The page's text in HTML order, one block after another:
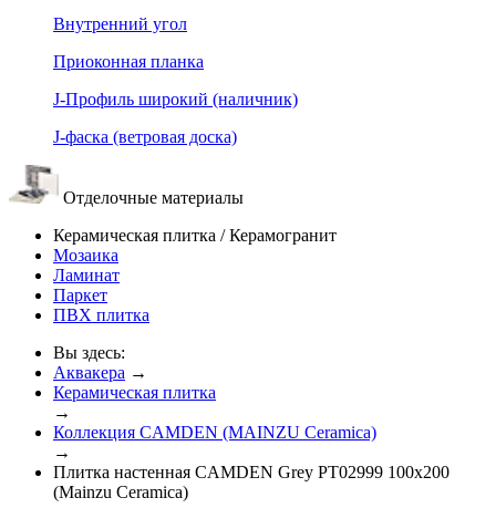
Внутренний угол
Приоконная планка
J-Профиль широкий (наличник)
J-фаска (ветровая доска)
Отделочные материалы
Керамическая плитка / Керамогранит
Мозаика
Ламинат
Паркет
ПВХ плитка
Вы здесь:
Аквакера →
Керамическая плитка
→
Коллекция CAMDEN (MAINZU Ceramica)
→
Плитка настенная CAMDEN Grey PT02999 100x200
(Mainzu Ceramica)